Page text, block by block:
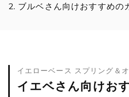
ブルベさん向けおすすめの
イエローベース スプリング＆
イエベさん向けお